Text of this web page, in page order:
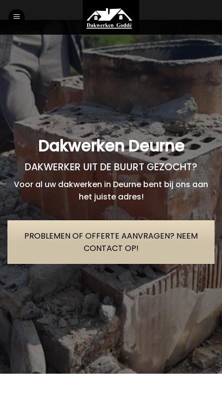
to
Dakwerken Deurne
DAKWERKER UIT DE BUURT GEZOCHT?
Voor al uw dakwerken in Deurne bent bij ons aan
het juiste adres!
PROBLEMEN OF OFFERTE AANVRAGEN? NEEM
CONTACT OP!